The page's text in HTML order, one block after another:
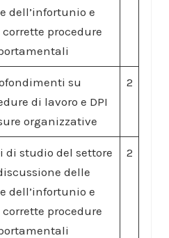
dell’infortunio e
procedure
su
di lavoro e DPI
organizzative
2
di studio del settore
delle
dell’infortunio e
procedure
2